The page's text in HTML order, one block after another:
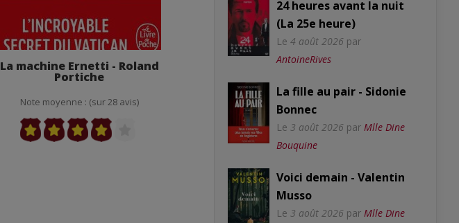
La machine Ernetti - Roland
Portiche
Note moyenne : (sur 28 avis)
24 heures avant la nuit
(La 25e heure)
Le 4 août 2026 par
AntoineRives
La fille au pair - Sidonie
Bonnec
Le 3 août 2026 par Mlle Dine
Bouquine
Voici demain - Valentin
Musso
Le 3 août 2026 par Mlle Dine